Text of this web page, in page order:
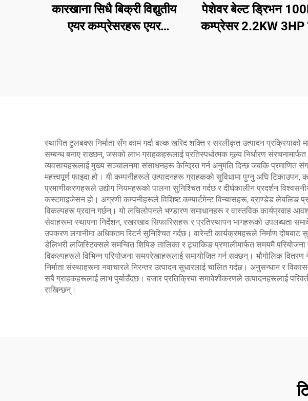
कारखाना सिधै बिक्री विद्युतीय
एयर कम्प्रेसरहरू एयर
पेशेवर बेल्ट ड्रिभन
कम्प्रेसर 2.2KW 3HP
स्थापित टुलबक्स निर्माता सँग काम गर्दा बल्क खरिद शक्ति र सरलीकृत उत्पादन
सम्बन्ध बनाए राख्छन्, जसको लाभ ग्राहकहरूलाई प्रतिस्पर्धात्मक मूल्य निर्धारण
व्यवसायहरूलाई मुख्य सञ्चालनमा संसाधनहरू केन्द्रित गर्न अनुमति दिन्छ जबकि प्रमाणित
महत्त्वपूर्ण फाइदा हो। यी कम्पनीहरूले उत्पादनहरू ग्राहकको सुविधामा पुग्नु अघि
प्रमाणीकरणहरूले उद्योग नियमहरूको पालना सुनिश्चित गर्दछ र दीर्घकालीन प्रदर्शन
कस्टमाइजेसन हो। अग्रणी कम्पनीहरूले विशिष्ट कम्पार्टमेन्ट विन्यासहरू, ब्राण्डेड
विकल्पहरू प्रदान गर्छन्। यो लचिलोपनले भण्डारण समाधानहरू र वास्तविक कार्यप्रवाह
सेवाहरूमा स्थापना निर्देशन, रखरखाव सिफारिसहरू र प्रतिस्थापन भागहरूको उपलब्धता
उपकरण लगानीमा अधिकतम रिटर्न सुनिश्चित गर्दछ। वारेन्टी कार्यक्रमहरूले निर्माण दोषबाट
डेलिभरी लजिस्टिक्सले समन्वित शिपिङ तालिका र ट्र्याकिङ प्रणालीमार्फत समयमै
विकल्पहरूले विभिन्न परियोजना समयरेखाहरूलाई समायोजित गर्न सक्छन्। भौगोलिक
निर्माता संस्थाहरूमा नवाचारले निरन्तर उत्पादन सुधारलाई चालित गर्दछ। अनुसन्धान र
सबै ग्राहकहरूलाई लाभ पुर्याउँदछ। बजार प्रतिक्रिया समावेशीकरणले उत्पादनहरूलाई
राखिन्छन्।